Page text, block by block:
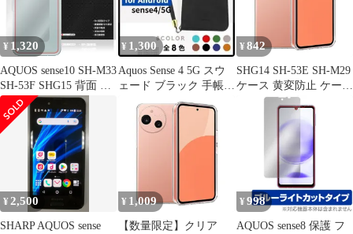
¥ 1,320
AQUOS sense10 SH-M33
SH-53F SHG15 背面 保
護 フィルム OverLay
9H Plus for アクオス セ
ンス 9H高硬度 さらさ
ら手触り反射防止
¥ 1,300
Aquos Sense 4 5G スウ
ェード ブラック 手帳型
ケース/870
¥ 842
SHG14 SH-53E SH-M29
ケース 黄変防止 ケース
アクオスセンス9 カバ
ー 薄型カバー アクオス
センス9 クリア ケース
TPU素材 aquosセンス9
sense9 用の スマホケー
ス 米軍MIL規格取得
aquos すり傷防止 2重構
造 耐
¥2,500
SHARP AQUOS sense
¥ 1,009
【数量限定】クリア
¥ 998
AQUOS sense8 保護 フ